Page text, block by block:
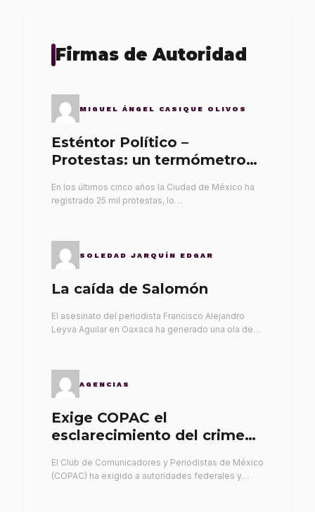
Firmas de Autoridad
MIGUEL ÁNGEL CASIQUE OLIVOS
Esténtor Político –
Protestas: un termómetro
En los últimos cinco años la Ciudad de México ha
registrado 25 mil protestas, lo…
SOLEDAD JARQUÍN EDGAR
La caída de Salomón
El asesinato del periodista Francisco Alejandro
Leyva Aguilar en Oaxaca ha generado una ola de…
AGENCIAS
Exige COPAC el
esclarecimiento del crimen
El Club de Comunicadores y Periodistas de México
(COPAC) ha exigido a autoridades federales y…